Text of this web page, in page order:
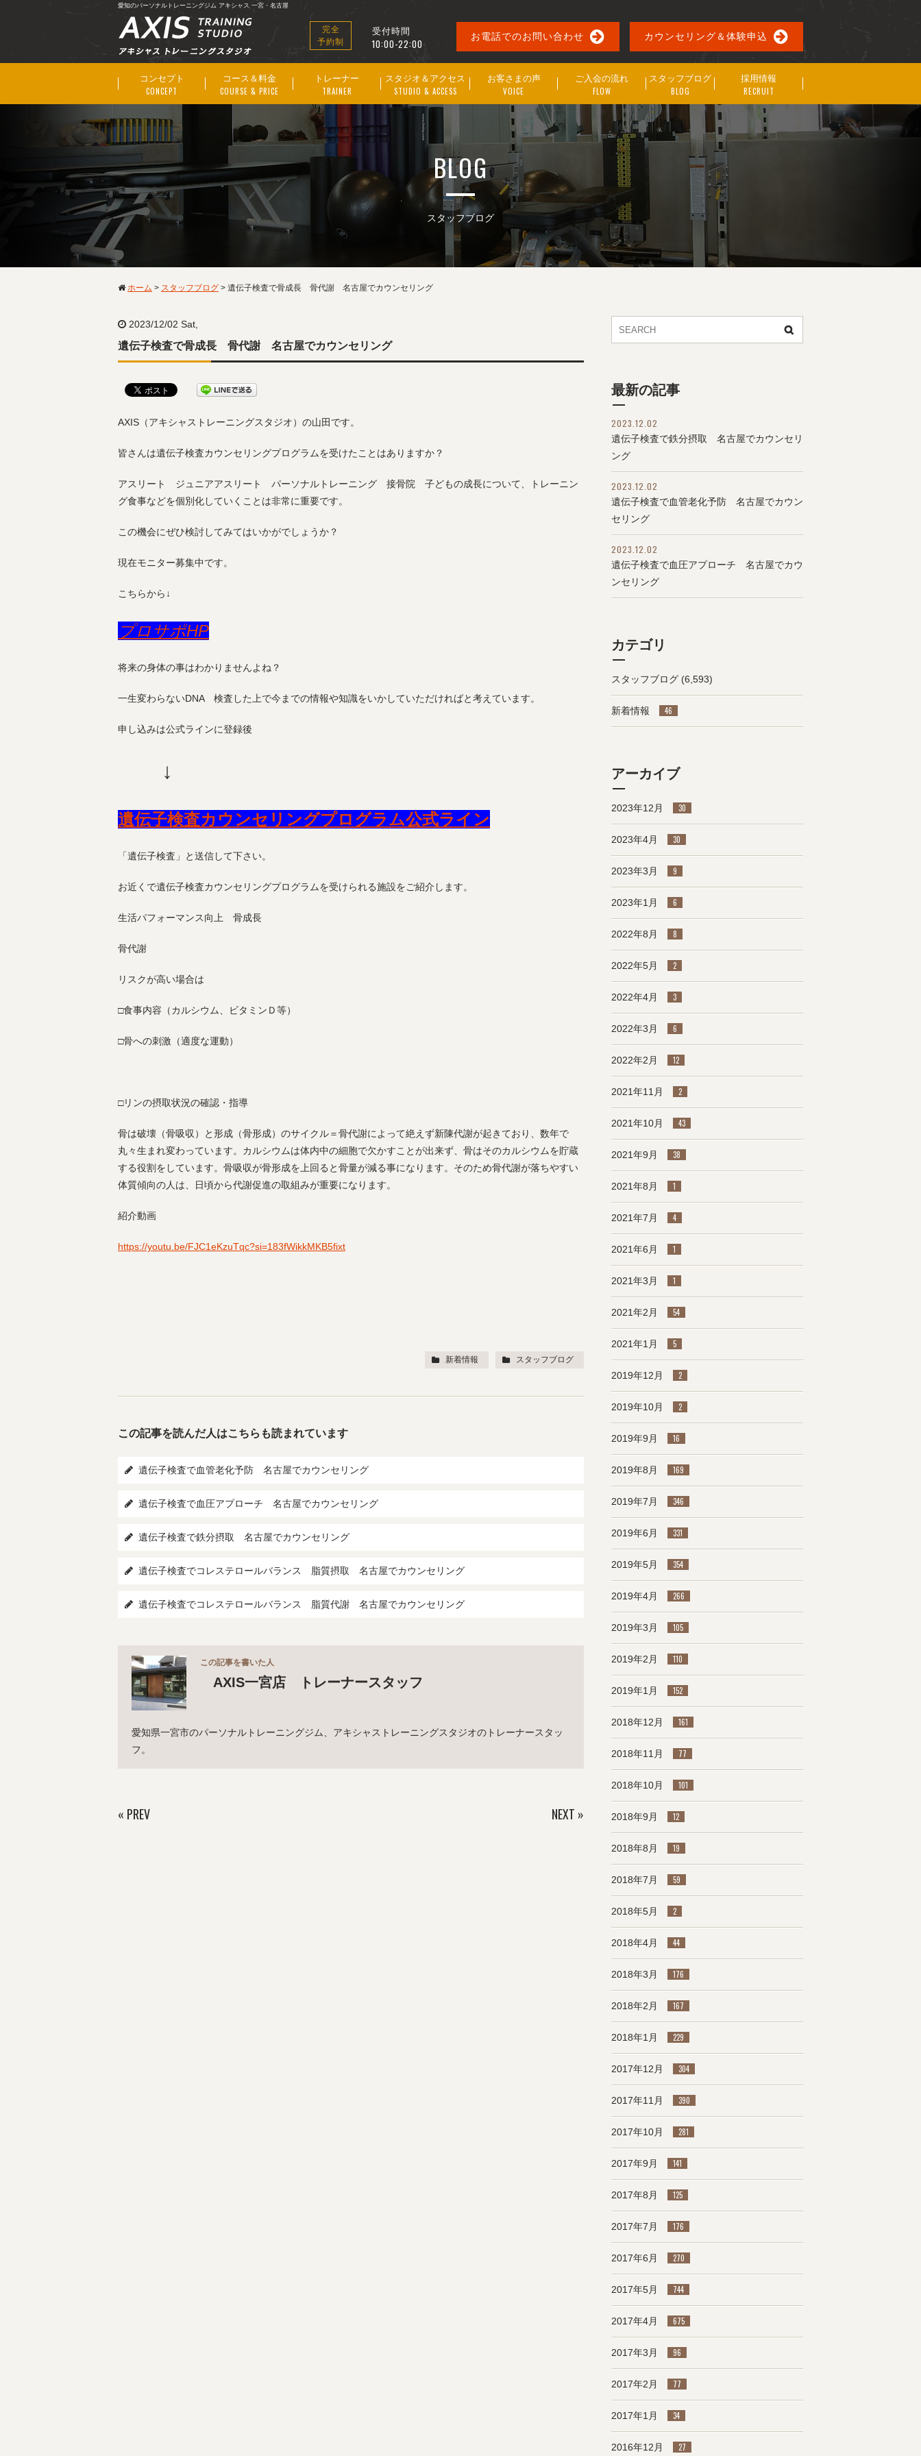
愛知のパーソナルトレーニングジム アキシャス 一宮・名古屋
完全
予約制
受付時間
10:00-22:00
お電話でのお問い合わせ カウンセリング＆体験申込
コンセプト
CONCEPT
コース＆料金
COURSE & PRICE
トレーナー
TRAINER
スタジオ＆アクセス
STUDIO & ACCESS
お客さまの声
VOICE
ご入会の流れ
FLOW
スタッフブログ
BLOG
採用情報
RECRUIT
BLOG
スタッフブログ
ホーム > スタッフブログ > 遺伝子検査で骨成長 骨代謝 名古屋でカウンセリング
2023/12/02 Sat,
遺伝子検査で骨成長 骨代謝 名古屋でカウンセリング
AXIS（アキシャストレーニングスタジオ）の山田です。
皆さんは遺伝子検査カウンセリングプログラムを受けたことはありますか？
アスリート ジュニアアスリート パーソナルトレーニング 接骨院 子どもの成長について、トレーニン
グ食事などを個別化していくことは非常に重要です。
この機会にぜひ検討してみてはいかがでしょうか？
現在モニター募集中です。
こちらから↓
プロサポHP
将来の身体の事はわかりませんよね？
一生変わらないDNA 検査した上で今までの情報や知識をいかしていただければと考えています。
申し込みは公式ラインに登録後
↓
遺伝子検査カウンセリングプログラム公式ライン
「遺伝子検査」と送信して下さい。
お近くで遺伝子検査カウンセリングプログラムを受けられる施設をご紹介します。
生活パフォーマンス向上 骨成長
骨代謝
リスクが高い場合は
□食事内容（カルシウム、ビタミンＤ等）
□骨への刺激（適度な運動）
□リンの摂取状況の確認・指導
骨は破壊（骨吸収）と形成（骨形成）のサイクル＝骨代謝によって絶えず新陳代謝が起きており、数年で
丸々生まれ変わっています。カルシウムは体内中の細胞で欠かすことが出来ず、骨はそのカルシウムを貯蔵
する役割をしています。骨吸収が骨形成を上回ると骨量が減る事になります。そのため骨代謝が落ちやすい
体質傾向の人は、日頃から代謝促進の取組みが重要になります。
紹介動画
https://youtu.be/FJC1eKzuTqc?si=183fWikkMKB5fixt
スタッフブログ
新着情報
この記事を読んだ人はこちらも読まれています
遺伝子検査で血管老化予防 名古屋でカウンセリング
遺伝子検査で血圧アプローチ 名古屋でカウンセリング
遺伝子検査で鉄分摂取 名古屋でカウンセリング
遺伝子検査でコレステロールバランス 脂質摂取 名古屋でカウンセリング
遺伝子検査でコレステロールバランス 脂質代謝 名古屋でカウンセリング
この記事を書いた人
AXIS一宮店 トレーナースタッフ
愛知県一宮市のパーソナルトレーニングジム、アキシャストレーニングスタジオのトレーナースタッ
フ。
« PREV NEXT »
最新の記事
2023.12.02
遺伝子検査で鉄分摂取 名古屋でカウンセリ
ング
2023.12.02
遺伝子検査で血管老化予防 名古屋でカウン
セリング
2023.12.02
遺伝子検査で血圧アプローチ 名古屋でカウ
ンセリング
カテゴリ
スタッフブログ (6,593)
新着情報 46
アーカイブ
2023年12月 30
2023年4月 30
2023年3月 9
2023年1月 6
2022年8月 8
2022年5月 2
2022年4月 3
2022年3月 6
2022年2月 12
2021年11月 2
2021年10月 43
2021年9月 38
2021年8月 1
2021年7月 4
2021年6月 1
2021年3月 1
2021年2月 54
2021年1月 5
2019年12月 2
2019年10月 2
2019年9月 16
2019年8月 169
2019年7月 346
2019年6月 331
2019年5月 354
2019年4月 266
2019年3月 105
2019年2月 110
2019年1月 152
2018年12月 161
2018年11月 77
2018年10月 101
2018年9月 12
2018年8月 19
2018年7月 59
2018年5月 2
2018年4月 44
2018年3月 176
2018年2月 167
2018年1月 229
2017年12月 304
2017年11月 390
2017年10月 281
2017年9月 141
2017年8月 125
2017年7月 176
2017年6月 270
2017年5月 744
2017年4月 675
2017年3月 96
2017年2月 77
2017年1月 34
2016年12月 27